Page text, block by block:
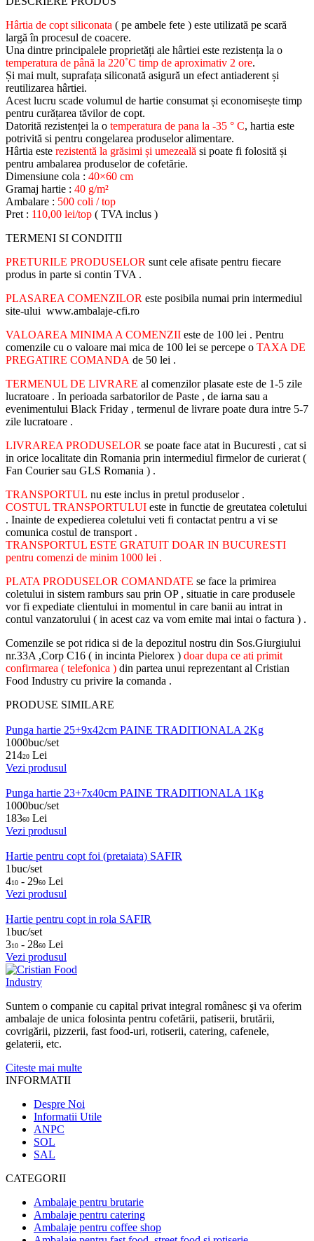
Hârtia de copt siliconata ( pe ambele fete ) este utilizată pe scară
largă în procesul de coacere.
Una dintre principalele proprietăți ale hârtiei este rezistența la o
temperatura de până la 220˚C timp de aproximativ 2 ore.
Și mai mult, suprafața siliconată asigură un efect antiaderent și
reutilizarea hârtiei.
Acest lucru scade volumul de hartie consumat și economisește timp
pentru curățarea tăvilor de copt.
Datorită rezistenței la o temperatura de pana la -35 ° C, hartia este
potrivită si pentru congelarea produselor alimentare.
Hârtia este rezistentă la grăsimi și umezeală si poate fi folosită și
pentru ambalarea produselor de cofetărie.
Dimensiune cola : 40×60 cm
Gramaj hartie : 40 g/m²
Ambalare : 500 coli / top
Pret : 110,00 lei/top ( TVA inclus )
TERMENI SI CONDITII
PRETURILE PRODUSELOR sunt cele afisate pentru fiecare
produs in parte si contin TVA .
PLASAREA COMENZILOR este posibila numai prin intermediul
site-ului www.ambalaje-cfi.ro
VALOAREA MINIMA A COMENZII este de 100 lei . Pentru
comenzile cu o valoare mai mica de 100 lei se percepe o TAXA DE
PREGATIRE COMANDA de 50 lei .
TERMENUL DE LIVRARE al comenzilor plasate este de 1-5 zile
lucratoare . In perioada sarbatorilor de Paste , de iarna sau a
evenimentului Black Friday , termenul de livrare poate dura intre 5-7
zile lucratoare .
LIVRAREA PRODUSELOR se poate face atat in Bucuresti , cat si
in orice localitate din Romania prin intermediul firmelor de curierat (
Fan Courier sau GLS Romania ) .
TRANSPORTUL nu este inclus in pretul produselor .
COSTUL TRANSPORTULUI este in functie de greutatea coletului
. Inainte de expedierea coletului veti fi contactat pentru a vi se
comunica costul de transport .
TRANSPORTUL ESTE GRATUIT DOAR IN BUCURESTI
pentru comenzi de minim 1000 lei .
PLATA PRODUSELOR COMANDATE se face la primirea
coletului in sistem ramburs sau prin OP , situatie in care produsele
vor fi expediate clientului in momentul in care banii au intrat in
contul vanzatorului ( in acest caz va vom emite mai intai o factura ) .
Comenzile se pot ridica si de la depozitul nostru din Sos.Giurgiului
nr.33A ,Corp C16 ( in incinta Pielorex ) doar dupa ce ati primit
confirmarea ( telefonica ) din partea unui reprezentant al Cristian
Food Industry cu privire la comanda .
PRODUSE SIMILARE
Punga hartie 25+9x42cm PAINE TRADITIONALA 2Kg
1000buc/set
21420 Lei
Vezi produsul
Punga hartie 23+7x40cm PAINE TRADITIONALA 1Kg
1000buc/set
18360 Lei
Vezi produsul
Hartie pentru copt foi (pretaiata) SAFIR
1buc/set
410 - 2960 Lei
Vezi produsul
Hartie pentru copt in rola SAFIR
1buc/set
310 - 2860 Lei
Vezi produsul
Suntem o companie cu capital privat integral românesc şi va oferim
ambalaje de unica folosinta pentru cofetării, patiserii, brutării,
covrigării, pizzerii, fast food-uri, rotiserii, catering, cafenele,
gelaterii, etc.
Citeste mai multe
INFORMATII
Despre Noi
Informatii Utile
ANPC
SOL
SAL
CATEGORII
Ambalaje pentru brutarie
Ambalaje pentru catering
Ambalaje pentru coffee shop